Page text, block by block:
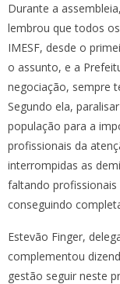
Durante a
lembrou que todos
IMESF, desde o
o assunto, e a
negociação, sempre
Segundo ela,
população para a
profissionais da
interrompidas as
faltando
conseguindo
Estevão Finger,
complementou
gestão seguir neste